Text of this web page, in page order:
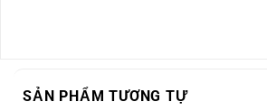
SẢN PHẨM TƯƠNG TỰ